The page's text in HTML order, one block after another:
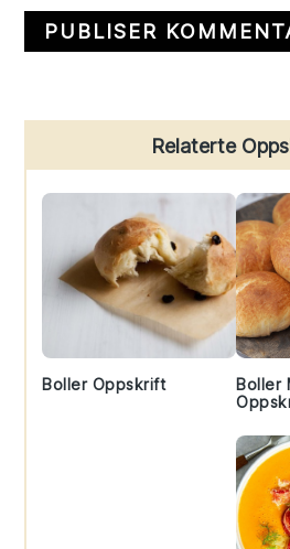
Sidebar
Relaterte
Boller Oppskrift
Boller